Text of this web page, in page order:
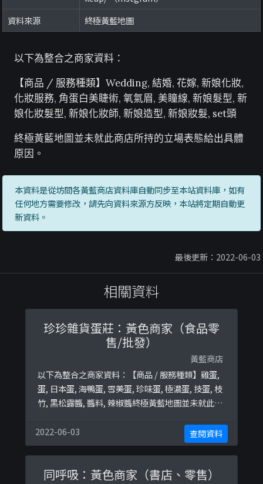
資料來源
終極黃藍地圖
以下為整合之商家資料：
【商品 / 服務種類】Wedding, 結婚, 花嫁, 新娘化妝,
化妝服務, 角蛋白美睫術, 氧氣眉, 美瞳線, 新娘髮型, 新
娘化妝髮型, 新娘化妝師, 新娘造型, 新娘妝髮, set頭
終極黃藍地圖並未就此商店所持的立場表態給出具體
原因。
本資料是從坊間各黃藍商店資料庫自動同步至本站資料庫，如有
任何地方需要修改，請先向資料來源方反映，本站將定期自動更
新資料。
最後更新：2022-06-03
相關資料
珍珍雜貨蛋莊：黃色商家（食品零
售/批發）
黃藍商店
以下為整合之商家資料：【商品 / 服務種類】雞蛋,
蛋, 日本蛋, 海鴨蛋, 雪美蛋, 珍味蛋, 極濃蛋, 技蛋, 枝
竹, 黑松露醬, 醬料, 辣椒醬終極黃藍地圖並未就此商
2022-06-03
查閱資料
同呼吸：黃色商家（書店、零售）